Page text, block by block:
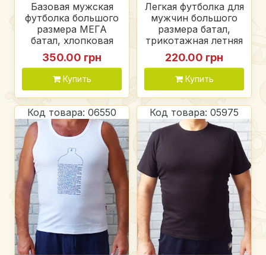
Базовая мужская
футболка большого
размера МЕГА
батал, хлопковая
однотонная
футболка для
мужчин, цвет
темно синий -
чернильный
350.00 грн
Купить
Легкая футболка для
мужчин большого
размера батал,
трикотажная летняя
мужская футболка,
цвет оранжевый
меланж
220.00 грн
Купить
Код товара: 06550 Код товара: 05975